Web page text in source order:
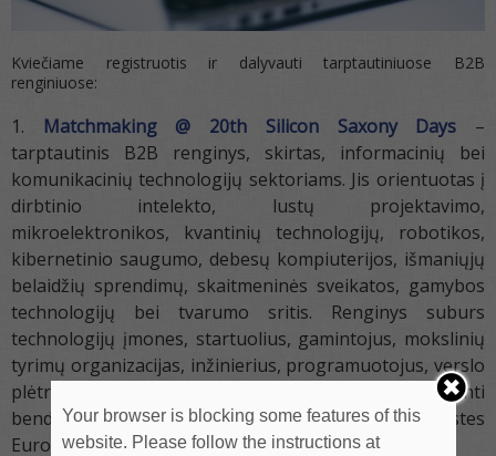
Kviečiame registruotis ir dalyvauti tarptautiniuose B2B
renginiuose:
Matchmaking @ 20th Silicon Saxony Days
–
tarptautinis B2B renginys, skirtas, informacinių bei
komunikacinių technologijų sektoriams. Jis orientuotas į
dirbtinio intelekto, lustų projektavimo,
mikroelektronikos, kvantinių technologijų, robotikos,
kibernetinio saugumo, debesų kompiuterijos, išmaniųjų
belaidžių sprendimų, skaitmeninės sveikatos, gamybos
technologijų bei tvarumo sritis. Renginys suburs
technologijų įmones, startuolius, gamintojus, mokslinių
tyrimų organizacijas, inžinierius, programuotojus, verslo
plėtros specialistus ir investuotojus, siekiant skatinti
bendradarbiavimą, inovacijas ir verslo partnerystes
Europoje.
Your browser is blocking some features of this
website. Please follow the instructions at